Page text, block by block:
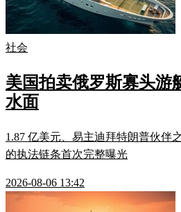
社会
美国拍卖俄罗斯寡头游
水面
1.87 亿美元、易主迪拜特朗普伙
的执法链条首次完整曝光
2026-08-06 13:42